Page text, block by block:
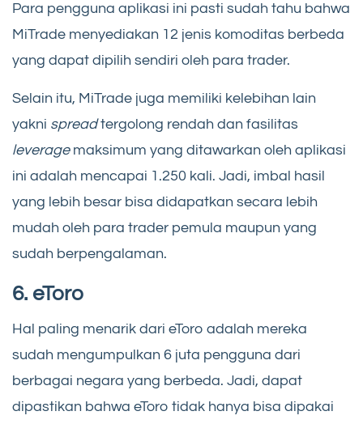
Para pengguna aplikasi ini pasti sudah tahu bahwa
MiTrade menyediakan 12 jenis komoditas berbeda
yang dapat dipilih sendiri oleh para trader.
Selain itu, MiTrade juga memiliki kelebihan lain
yakni spreadtergolong rendah dan fasilitas
leverage maksimum yang ditawarkan oleh aplikasi
ini adalah mencapai 1.250 kali. Jadi, imbal hasil
yang lebih besar bisa didapatkan secara lebih
mudah oleh para trader pemula maupun yang
sudah berpengalaman.
6. eToro
Hal paling menarik dari eToro adalah mereka
sudah mengumpulkan 6 juta pengguna dari
berbagai negara yang berbeda. Jadi, dapat
dipastikan bahwa eToro tidak hanya bisa dipakai